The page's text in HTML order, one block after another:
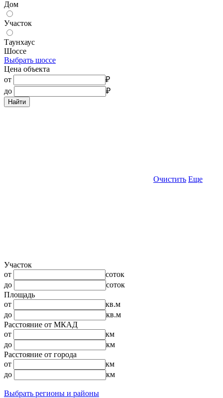
Дом
Участок
Таунхаус
Шоссе
Выбрать шоссе
Цена объекта
от
₽
до
₽
Найти
Очистить Еще
Участок
от
соток
до
соток
Площадь
от
кв.м
до
кв.м
Расстояние от МКАД
от
км
до
км
Расстояние от города
от
км
до
км
Выбрать регионы и районы